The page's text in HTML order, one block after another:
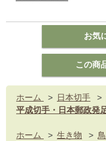
ホーム > 日本切手 >
平成切手・日本郵政発
ホーム > 生き物 > 鳥